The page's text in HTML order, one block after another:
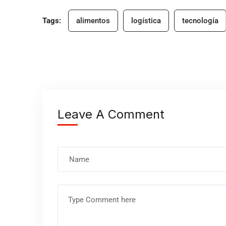
Tags: alimentos logística tecnología
Leave A Comment